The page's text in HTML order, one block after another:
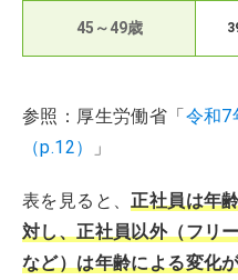
45～49歳
参照：厚生労働省「 令和7
（p.12）
」
表を見ると、正社員は年
対し、正社員以外（フリ
など）は年齢による変化